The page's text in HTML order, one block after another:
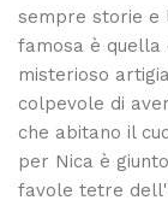
sempre storie e
famosa è quella
misterioso
colpevole di
che abitano il
per Nica è
favole tetre